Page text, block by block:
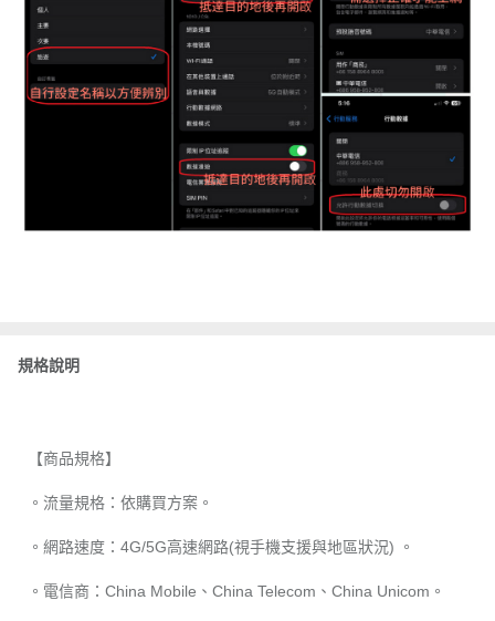
規格說明
【商品規格】
。流量規格：依購買方案。
。網路速度：4G/5G高速網路(視手機支援與地區狀況) 。
。電信商：China Mobile、China Telecom、China Unicom。